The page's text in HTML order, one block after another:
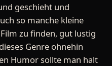
geschieht und
so manche kleine
zu finden, gut lustig
Genre ohnehin
Humor sollte man halt